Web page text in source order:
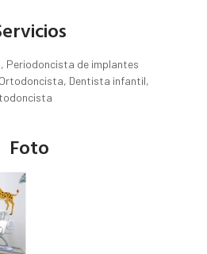
Periodoncista de implantes
Dentista infantil,
Foto